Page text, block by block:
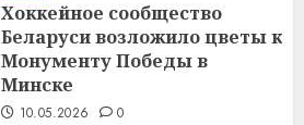
Хоккейное сообщество
Беларуси возложило цветы к
Монументу Победы в
Минске
10.05.2026 0